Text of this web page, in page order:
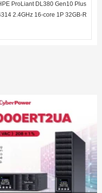
ProLiant DL380 Gen10 Plus
2.4GHz 16-core 1P 32GB-R